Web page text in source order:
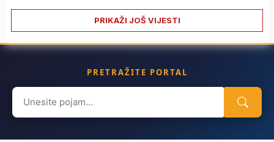
PRIKAŽI JOŠ VIJESTI
PRETRAŽITE PORTAL
Search
for: